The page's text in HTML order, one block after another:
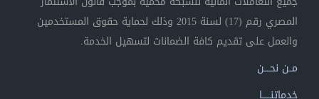
المصري رقم (17) لسنة 2015 وذلك لحماية حقوق المستخدمين
والعمل على تقديم كافة الضمانات لتسهيل الخدمة.
مــن نحــــن
خدماتنــــــا